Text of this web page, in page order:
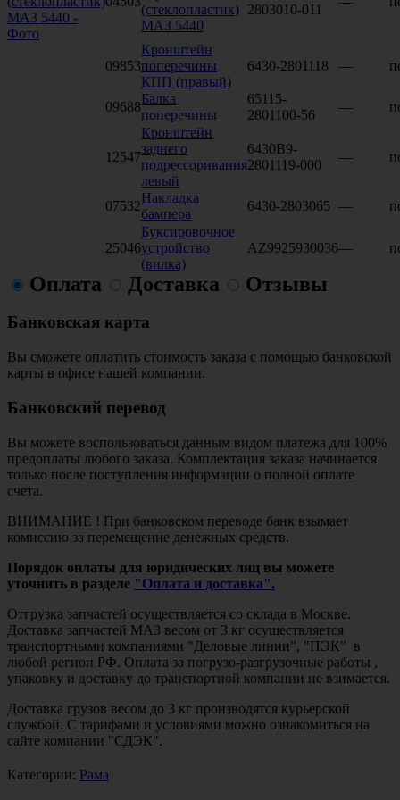
(стеклопластик)
МАЗ 5440
2803010-011
09853
Кронштейн
поперечины
КПП (правый)
6430-2801118 —
09688
Балка
поперечины
65115-
2801100-56
—
12547
Кронштейн
заднего
подрессоривания
левый
6430В9-
2801119-000
—
07532
Накладка
бампера
6430-2803065 —
25046
Буксировочное
устройство
(вилка)
AZ9925930036—
Оплата Доставка Отзывы
Банковская карта
Вы сможете оплатить стоимость заказа с помощью банковской
карты в офисе нашей компании.
Банковский перевод
Вы можете воспользоваться данным видом платежа для 100%
предоплаты любого заказа. Комплектация заказа начинается
только после поступления информации о полной оплате
счета.
ВНИМАНИЕ ! При банковском переводе банк взымает
комиссию за перемещение денежных средств.
Порядок оплаты для юридических лиц вы можете
уточнить в разделе "Оплата и доставка".
Отгрузка запчастей осуществляется со склада в Москве.
Доставка запчастей МАЗ весом от 3 кг осуществляется
транспортными компаниями "Деловые линии", "ПЭК" в
любой регион РФ. Оплата за погрузо-разгрузочные работы ,
упаковку и доставку до транспортной компании не взимается.
Доставка грузов весом до 3 кг производятся курьерской
службой. С тарифами и условиями можно ознакомиться на
сайте компании "СДЭК".
Категории: Рама